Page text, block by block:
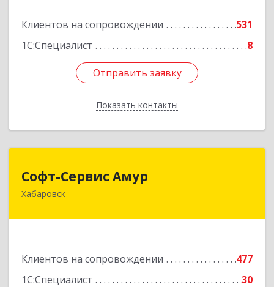
Клиентов на сопровождении
531
1С:Специалист
8
Отправить заявку
Показать контакты
Подробнее
Отправить заявку
Назад
Софт-Сервис Амур
Хабаровск
Клиентов на сопровождении
477
1С:Специалист
30
680000, Хабаровский край, Хабаровск г,